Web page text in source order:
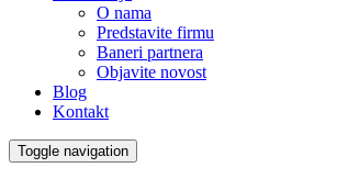
O nama
Predstavite firmu
Baneri partnera
Objavite novost
Blog
Kontakt
Toggle navigation